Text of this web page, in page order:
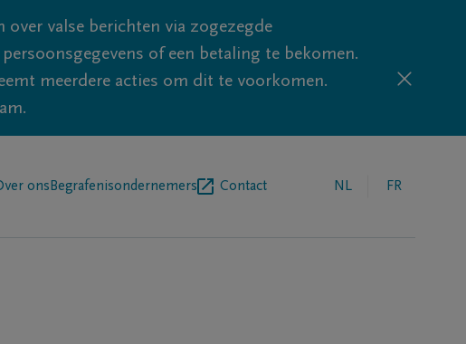
valse berichten via zogezegde
of een betaling te bekomen.
meerdere acties om dit te voorkomen.
ons Begrafenisondernemers Contact NL FR